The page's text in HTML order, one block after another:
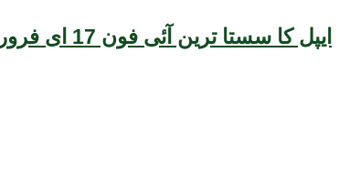
ایپل کا سستا ترین آئی فون 17 ای فروری 2026 میں متعارف ہونے کا امکان، قیمت بھی سامنے آگئی